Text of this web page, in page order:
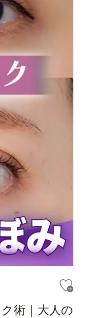
術｜大人の